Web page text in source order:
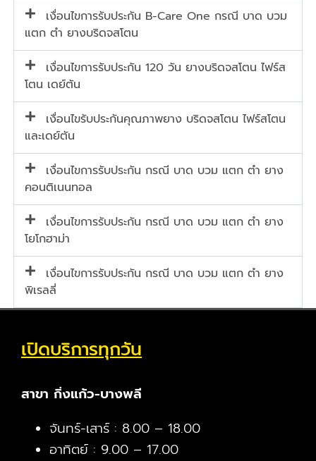
เงื่อนไขการรับประกัน B-Care One กรณี บาด บวม
แตก ตำ ยางบริดจสโตน
เงื่อนไขการรับประกัน 120 วัน ยางบริดจสโตน ไฟร์ส
โตน เดย์ตัน
เงื่อนไขรับประกันคุณภาพยาง บริดจสโตน ไฟร์สโตน
และเดย์ตัน
เงื่อนไขการรับประกัน กรณี บาด บวม แตก ตำ ยาง
คอนติเนนทอล
เงื่อนไขการรับประกัน กรณี บาด บวม แตก ตำ ยาง
โยโกฮาม่า
เงื่อนไขการรับประกัน กรณี บาด บวม แตก ตำ ยาง
พิเรลลี่
เปิดบริการทุกวัน
สาขา กิ่งแก้ว-บางพลี
จันทร์-เสาร์ : 8.00 – 18.00
อาทิตย์ : 9.00 – 17.00